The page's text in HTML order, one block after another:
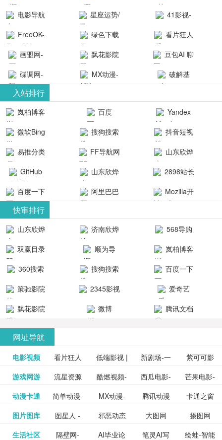
航-办公运营
院-哪吒影院
提供最新、
最全的高清
电影、电视
剧、动漫和
综艺节目免
费观看。平
台内容丰
富，更新快
速，支持在
线观看，满
足各类影迷
需求，提供
无广告、高
清流畅的观
影体验。
画-官网
动漫综合
电影导航
- 免费看电影
就来这！ | 快
导航网-免费
看电影就来
这！收录大
量免费看电
影网站！
星座运势/
最星座/美国
神婆星座网
41影视-
聚合最近好
看的电视剧
最新电影网
站-41影视为
成全短剧电
视剧、电视
剧大全、好
看的电视
剧、最新的
电影在线观
看，神马影
最新好看的
剧片、爱情
片、搞笑片
等全新电
影，是影
FreeOK-
FreeOK影视
官网-最新影
视资源|追剧
也很卷
绿色下载
吧
看片狂人
- 高清视频资
源免费在线
观看
画盟网-
画师联盟官
网
_huashilm.com_
动漫综合
飘花影院
网
豆包AI 聊
天智能对话
网页版入口
碟调网-
碟调网为您
提供最新电
视剧和2025
年最新电影
的在线观
看，快来碟
调电影网在
线观看最新
热门影视作
MX动漫-
漫免费在线
观看
破解基
整合当前互
联网最新最
全最优质的
软件免费下
载、资源免
费共享、技
术教程学习
台！整合破
合破解游
戏、整合安
卓破解软件
分享与下
载！旨在打
件共享站、
资源
入站排行
岚柏博客 百度
Yandex
搜索
微软Bing
搜狗搜索
引擎
抖音短视
频
易推分类
目录网
FF导航网
山东欣烨
化工有限公
GitHub
山东欣烨
生物科技有
2898站长
资源平台
百度一下
阿里巴巴
Mozilla开
快审排行
山东欣烨
生物科技有
济南欣烨
科技有限公
568导购
网
双赢目录
顺为导
航-办公运营
岚柏博客
360搜索
搜狗搜索
百度一下
策驰影院
2345影视
大全
爱奇艺
VIP会员
飘花影院
微博 腾讯文档
网址导航
电影视频 看片狂人 低端影视 |
免费高清
在线电影
新剧场-一
个网盘资
源分享小
紫可可影
视-紫可可,
免费提供
泡剧网_最
新电视剧
免费在线
更多>>
游戏网游 流星资源
网-流星蝴
蝶剑官网
酷燃视频-
致力于打
造中国领
西瓜电影-
西瓜视频
网站电影
芒果电影-
芒果TV网
站电影频
豆瓣电影-
豆瓣电影
更多>>
动漫卡通 简单动漫-
日本动画
MX动漫-
最新最全
腾讯动漫
频道
卡通之窗
三毛漫画
网
更多>>
图片图库 图星人 -
设计图片
邪恶动态
图片大全
大图网
摄图网
图行天下
更多>>
生活社区 隔壁网- AI毕业论 笔灵AI写 绘蛙-智能